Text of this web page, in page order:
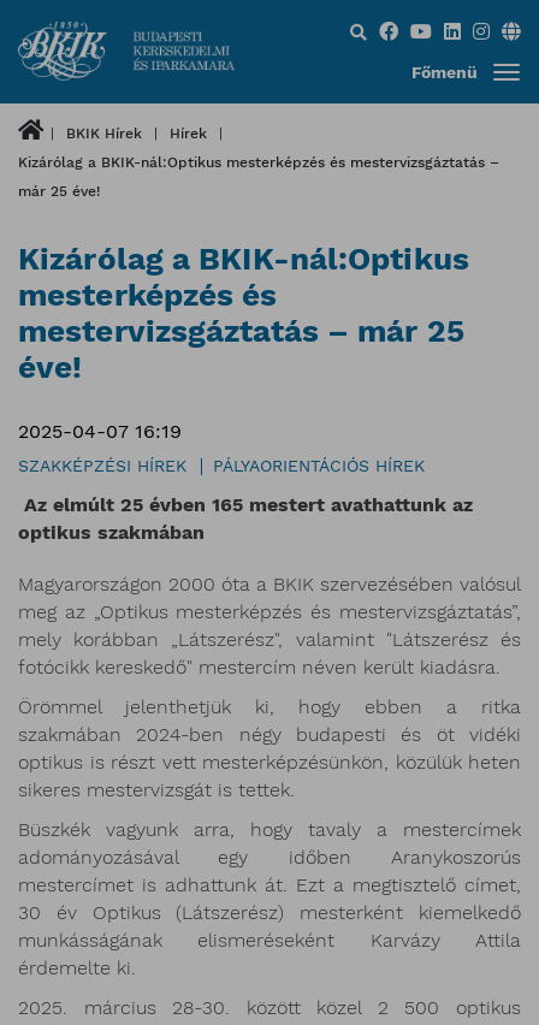
Keresés...
Főmenü
BKIK Hírek
Hírek
Kizárólag a BKIK-nál:Optikus mesterképzés és mestervizsgáztatás –
már 25 éve!
Kizárólag a BKIK-nál:Optikus
mesterképzés és
mestervizsgáztatás – már 25
éve!
2025-04-07 16:19
SZAKKÉPZÉSI HÍREK PÁLYAORIENTÁCIÓS HÍREK
Az elmúlt 25 évben 165 mestert avathattunk az
optikus szakmában
Magyarországon 2000 óta a BKIK szervezésében valósul
meg az „Optikus mesterképzés és mestervizsgáztatás”,
mely korábban „Látszerész", valamint "Látszerész és
fotócikk kereskedő" mestercím néven került kiadásra.
Örömmel jelenthetjük ki, hogy ebben a ritka
szakmában 2024-ben négy budapesti és öt vidéki
optikus is részt vett mesterképzésünkön, közülük heten
sikeres mestervizsgát is tettek.
Büszkék vagyunk arra, hogy tavaly a mestercímek
adományozásával egy időben Aranykoszorús
mestercímet is adhattunk át. Ezt a megtisztelő címet,
30 év Optikus (Látszerész) mesterként kiemelkedő
munkásságának elismeréseként Karvázy Attila
érdemelte ki.
2025. március 28-30. között közel 2 500 optikus